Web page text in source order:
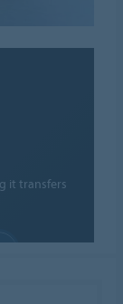
it transfers